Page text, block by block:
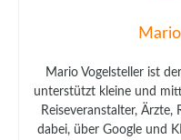
Mario Vogelsteller ist
unterstützt kleine und
Reiseveranstalter,
dabei, über Google und